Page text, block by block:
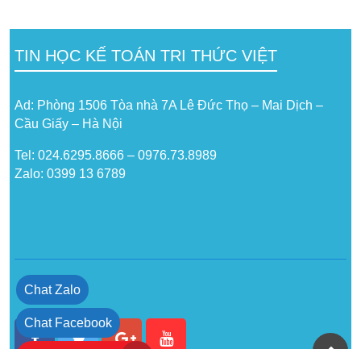
TIN HỌC KẾ TOÁN TRI THỨC VIỆT
Ad: Phòng 1506 Tòa nhà 7A Lê Đức Thọ – Mai Dịch –
Cầu Giấy – Hà Nội
Tel: 024.6295.8666 – 0976.73.8989
Zalo: 0399 13 6789
Chat Zalo
Chat Facebook